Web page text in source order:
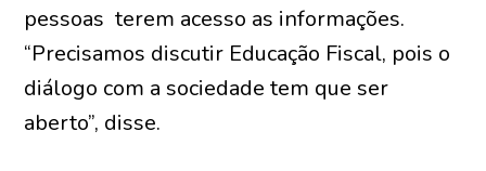
pessoas terem acesso as informações.
“Precisamos discutir Educação Fiscal, pois o
diálogo com a sociedade tem que ser
aberto”, disse.